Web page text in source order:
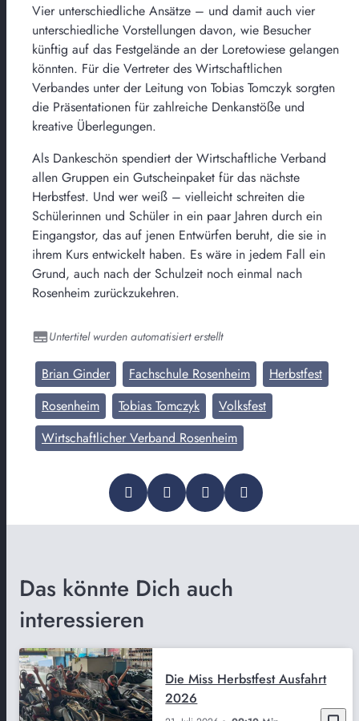
Vier unterschiedliche Ansätze – und damit auch vier
unterschiedliche Vorstellungen davon, wie Besucher
künftig auf das Festgelände an der Loretowiese gelangen
könnten. Für die Vertreter des Wirtschaftlichen
Verbandes unter der Leitung von Tobias Tomczyk sorgten
die Präsentationen für zahlreiche Denkanstöße und
kreative Überlegungen.
Als Dankeschön spendiert der Wirtschaftliche Verband
allen Gruppen ein Gutscheinpaket für das nächste
Herbstfest. Und wer weiß – vielleicht schreiten die
Schülerinnen und Schüler in ein paar Jahren durch ein
Eingangstor, das auf jenen Entwürfen beruht, die sie in
ihrem Kurs entwickelt haben. Es wäre in jedem Fall ein
Grund, auch nach der Schulzeit noch einmal nach
Rosenheim zurückzukehren.
Untertitel wurden automatisiert erstellt
Brian Ginder Fachschule Rosenheim
Herbstfest
Rosenheim
Tobias Tomczyk
Volksfest
Wirtschaftlicher Verband Rosenheim
Das könnte Dich auch
interessieren
Die Miss Herbstfest Ausfahrt
2026